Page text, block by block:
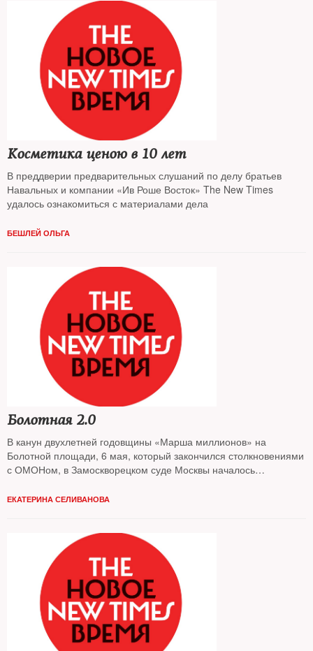
Косметика ценою в 10 лет
В преддверии предварительных слушаний по делу братьев
Навальных и компании «Ив Роше Восток» The New Times
удалось ознакомиться с материалами дела
БЕШЛЕЙ ОЛЬГА
Болотная 2.0
В канун двухлетней годовщины «Марша миллионов» на
Болотной площади, 6 мая, который закончился столкновениями
с ОМОНом, в Замоскворецком суде Москвы началось
ЕКАТЕРИНА СЕЛИВАНОВА